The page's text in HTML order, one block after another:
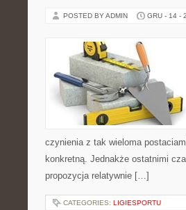
POSTED BY ADMIN GRU - 14 -
czynienia z tak wieloma
konkretną. Jednakże ostatnimi
propozycja relatywnie […]
CATEGORIES: LIGIESPORTU